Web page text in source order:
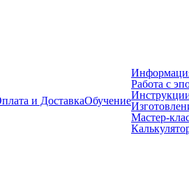
и ДоставкаОбучение
Работа с
Мастер-